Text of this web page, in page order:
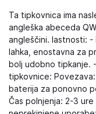
Ta tipkovnica ima
angleška abeceda
angleščini. lastnosti: -
lahka, enostavna za
bolj udobno tipkanje.
tipkovnice:
baterija za ponovno
Čas polnjenja: 2-3